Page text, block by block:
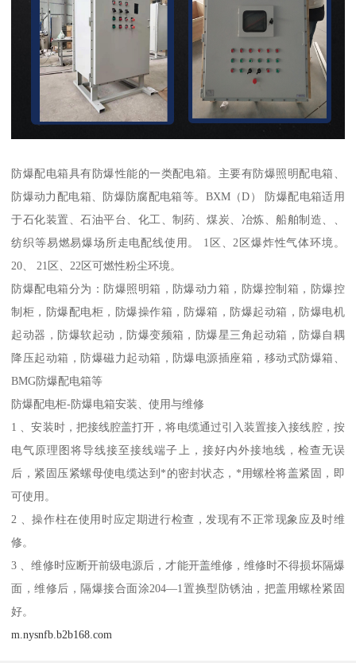
防爆配电箱具有防爆性能的一类配电箱。主要有防爆照明配电箱、
防爆动力配电箱、防爆防腐配电箱等。BXM（D） 防爆配电箱适用
于石化装置、石油平台、化工、制药、煤炭、冶炼、船舶制造、、
纺织等易燃易爆场所走电配线使用。 1区、2区爆炸性气体环境。
20、 21区、22区可燃性粉尘环境。
防爆配电箱分为：防爆照明箱，防爆动力箱，防爆控制箱，防爆控
制柜，防爆配电柜，防爆操作箱，防爆箱，防爆起动箱，防爆电机
起动器，防爆软起动，防爆变频箱，防爆星三角起动箱，防爆自耦
降压起动箱，防爆磁力起动箱，防爆电源插座箱，移动式防爆箱、
BMG防爆配电箱等
防爆配电柜-防爆电箱安装、使用与维修
1 、安装时，把接线腔盖打开，将电缆通过引入装置接入接线腔，按
电气原理图将导线接至接线端子上，接好内外接地线，检查无误
后，紧固压紧螺母使电缆达到*的密封状态，*用螺栓将盖紧固，即
可使用。
2 、操作柱在使用时应定期进行检查，发现有不正常现象应及时维
修。
3 、维修时应断开前级电源后，才能开盖维修，维修时不得损坏隔爆
面，维修后，隔爆接合面涂204—1置换型防锈油，把盖用螺栓紧固
好。
m.nysnfb.b2b168.com